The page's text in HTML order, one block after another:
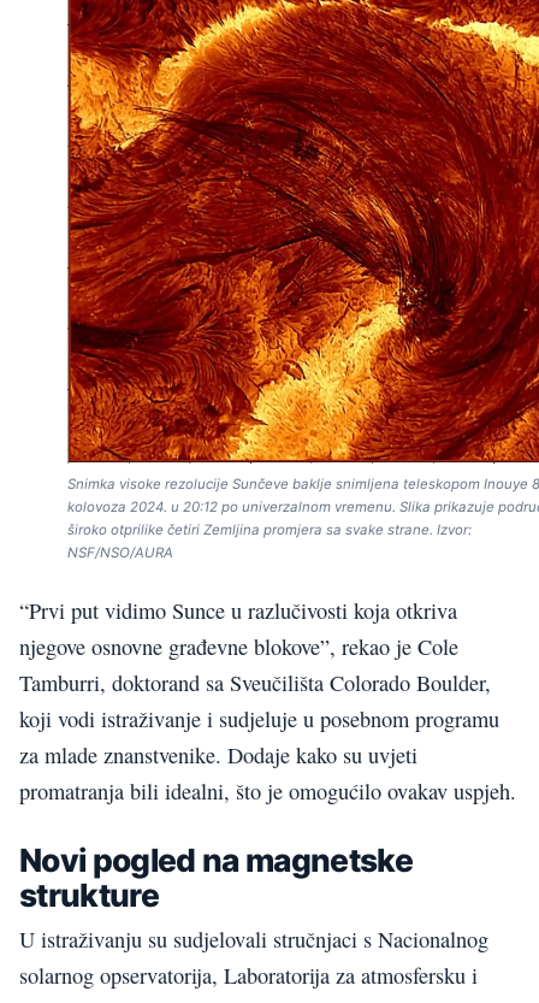
Snimka visoke rezolucije Sunčeve baklje snimljena teleskopom Inouye
kolovoza 2024. u 20:12 po univerzalnom vremenu. Slika prikazuje
široko otprilike četiri Zemljina promjera sa svake strane. Izvor:
NSF/NSO/AURA
“Prvi put vidimo Sunce u razlučivosti koja otkriva
njegove osnovne građevne blokove”, rekao je Cole
Tamburri, doktorand sa Sveučilišta Colorado Boulder,
koji vodi istraživanje i sudjeluje u posebnom programu
za mlade znanstvenike. Dodaje kako su uvjeti
promatranja bili idealni, što je omogućilo ovakav uspjeh.
Novi pogled na magnetske
strukture
U istraživanju su sudjelovali stručnjaci s Nacionalnog
solarnog opservatorija, Laboratorija za atmosfersku i